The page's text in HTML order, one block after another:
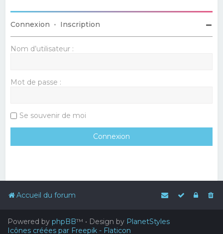
Connexion • Inscription
Nom d’utilisateur :
Mot de passe :
Se souvenir de moi
Accueil du forum
Powered by phpBB™ • Design by PlanetStyles
Icônes créées par Freepik - Flaticon